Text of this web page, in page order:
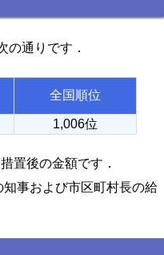
の通りです．
全国順位
1,006位
置後の金額です．
知事および市区町村長の給